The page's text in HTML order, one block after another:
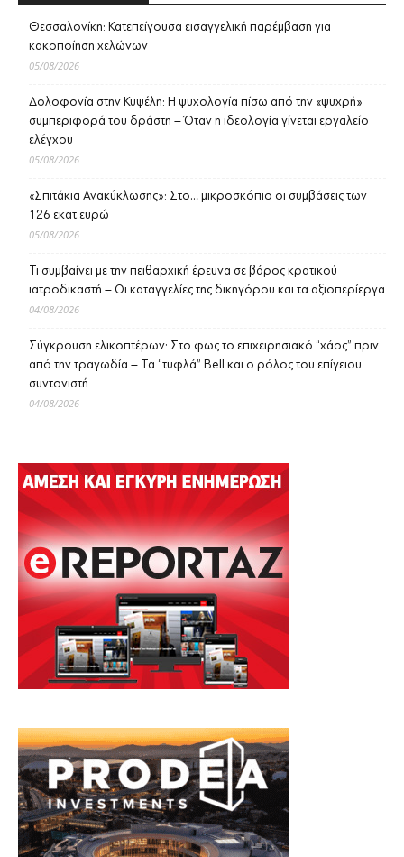
Θεσσαλονίκη: Κατεπείγουσα εισαγγελική παρέμβαση για
κακοποίηση χελώνων
05/08/2026
Δολοφονία στην Κυψέλη: Η ψυχολογία πίσω από την «ψυχρή»
συμπεριφορά του δράστη – Όταν η ιδεολογία γίνεται εργαλείο
ελέγχου
05/08/2026
«Σπιτάκια Ανακύκλωσης»: Στο… μικροσκόπιο οι συμβάσεις των
126 εκατ.ευρώ
05/08/2026
Τι συμβαίνει με την πειθαρχική έρευνα σε βάρος κρατικού
ιατροδικαστή – Οι καταγγελίες της δικηγόρου και τα αξιοπερίεργα
04/08/2026
Σύγκρουση ελικοπτέρων: Στο φως το επιχειρησιακό “χάος” πριν
από την τραγωδία – Τα “τυφλά” Bell και ο ρόλος του επίγειου
συντονιστή
04/08/2026